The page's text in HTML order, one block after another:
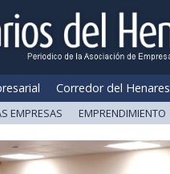
Corredor del Henares
EMPRESAS EMPRENDIMIENTO